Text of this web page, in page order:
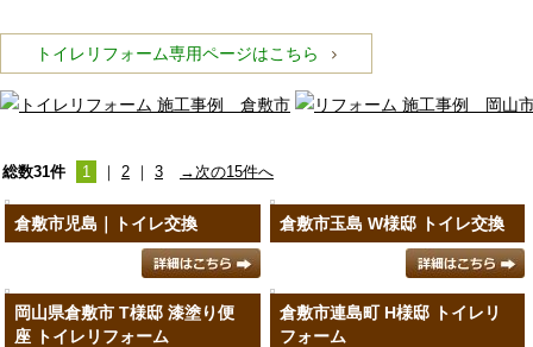
トイレリフォーム専用ページはこちら
総数31件 1 ｜ 2 ｜ 3 →次の15件へ
倉敷市児島｜トイレ交換 倉敷市玉島 W様邸 トイレ交換
岡山県倉敷市 T様邸 漆塗り便
座 トイレリフォーム
倉敷市連島町 H様邸 トイレリ
フォーム